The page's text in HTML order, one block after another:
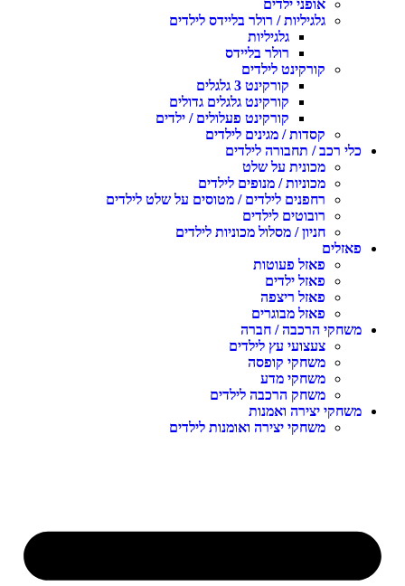
אופני ילדים
גלגיליות / רולר בליידס לילדים
גלגיליות
רולר בליידס
קורקינט לילדים
קורקינט 3 גלגלים
קורקינט גלגלים גדולים
קורקינט פעלולים / ילדים
קסדות / מגינים לילדים
כלי רכב / תחבורה לילדים
מכונית על שלט
מכוניות / מנופים לילדים
רחפנים לילדים / מטוסים על שלט לילדים
רובוטים לילדים
חניון / מסלול מכוניות לילדים
פאזלים
פאזל פעוטות
פאזל ילדים
פאזל ריצפה
פאזל מבוגרים
משחקי הרכבה / חברה
צעצועי עץ לילדים
משחקי קופסה
משחקי מדע
משחק הרכבה לילדים
משחקי יצירה ואמנות
משחקי יצירה ואומנות לילדים